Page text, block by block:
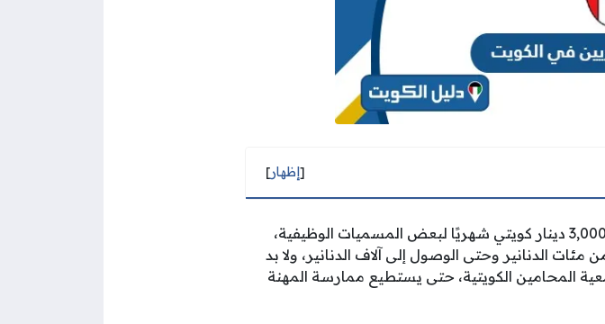
[إظهار]
تصل رواتب المحامين المصريين في الكويت إلى أكثر من 3,000 دينار كويتي شهريًا لبعض المسميات الوظيفية،
الدنانير وحتى الوصول إلى آلاف الدنانير، ولا بد
المحامين الكويتية، حتى يستطيع ممارسة المهنة